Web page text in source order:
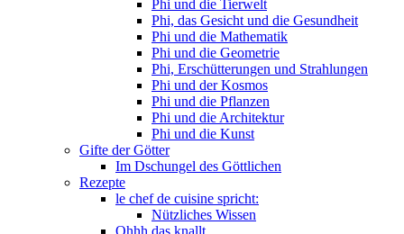
Phi und die Tierwelt
Phi, das Gesicht und die Gesundheit
Phi und die Mathematik
Phi und die Geometrie
Phi, Erschütterungen und Strahlungen
Phi und der Kosmos
Phi und die Pflanzen
Phi und die Architektur
Phi und die Kunst
Gifte der Götter
Im Dschungel des Göttlichen
Rezepte
le chef de cuisine spricht:
Nützliches Wissen
Ohhh das knallt